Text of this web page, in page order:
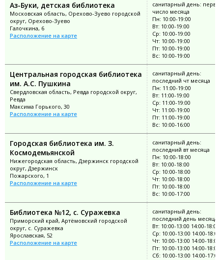
Аз-Буки, детская библиотека
Московская область, Орехово-Зуево городской
округ, Орехово-Зуево
Галочкина, 6
Расположение на карте
санитарный день:
число месяца
Пн: 10:00-19:00
Вт: 10:00-19:00
Ср: 10:00-19:00
Чт: 10:00-19:00
Пт: 10:00-19:00
Вс: 10:00-19:00
Центральная городская библиотека
им. А.С. Пушкина
Свердловская область, Ревда городской округ,
Ревда
Максима Горького, 30
Расположение на карте
санитарный день:
последний чт месяца
Пн: 11:00-19:00
Вт: 11:00-19:00
Ср: 11:00-19:00
Чт: 11:00-19:00
Пт: 11:00-19:00
Вс: 10:00-16:00
Городская библиотека им. З.
Космодемьянской
Нижегородская область, Дзержинск городской
округ, Дзержинск
Пожарского, 1
Расположение на карте
санитарный день:
последний вт месяца
Пн: 10:00-18:00
Вт: 10:00-18:00
Ср: 10:00-18:00
Чт: 10:00-18:00
Пт: 10:00-18:00
Вс: 10:00-17:00
Библиотека №12, с. Суражевка
Приморский край, Артёмовский городской
округ, с. Суражевка
Ярославская, 52
Расположение на карте
санитарный день:
последний день месяца
Вт: 10:00-13:00 14:00-18:00
Ср: 10:00-13:00 14:00-18:00
Чт: 10:00-13:00 14:00-18:00
Пт: 10:00-13:00 14:00-18:00
Сб: 10:00-13:00 14:00-17:00